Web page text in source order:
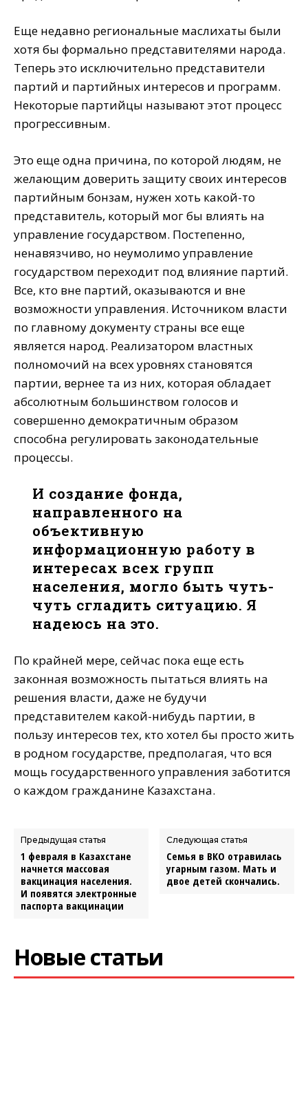
Еще недавно региональные маслихаты были
хотя бы формально представителями народа.
Теперь это исключительно представители
партий и партийных интересов и программ.
Некоторые партийцы называют этот процесс
прогрессивным.
Это еще одна причина, по которой людям, не
желающим доверить защиту своих интересов
партийным бонзам, нужен хоть какой-то
представитель, который мог бы влиять на
управление государством. Постепенно,
ненавязчиво, но неумолимо управление
государством переходит под влияние партий.
Все, кто вне партий, оказываются и вне
возможности управления. Источником власти
по главному документу страны все еще
является народ. Реализатором властных
полномочий на всех уровнях становятся
партии, вернее та из них, которая обладает
абсолютным большинством голосов и
совершенно демократичным образом
способна регулировать законодательные
процессы.
И создание фонда,
направленного на
объективную
информационную работу в
интересах всех групп
населения, могло быть чуть-
чуть сгладить ситуацию. Я
надеюсь на это.
По крайней мере, сейчас пока еще есть
законная возможность пытаться влиять на
решения власти, даже не будучи
представителем какой-нибудь партии, в
пользу интересов тех, кто хотел бы просто жить
в родном государстве, предполагая, что вся
мощь государственного управления заботится
о каждом гражданине Казахстана.
Предыдущая статья
1 февраля в Казахстане
начнется массовая
вакцинация населения.
И появятся электронные
паспорта вакцинации
Следующая статья
Семья в ВКО отравилась
угарным газом. Мать и
двое детей скончались.
Новые статьи